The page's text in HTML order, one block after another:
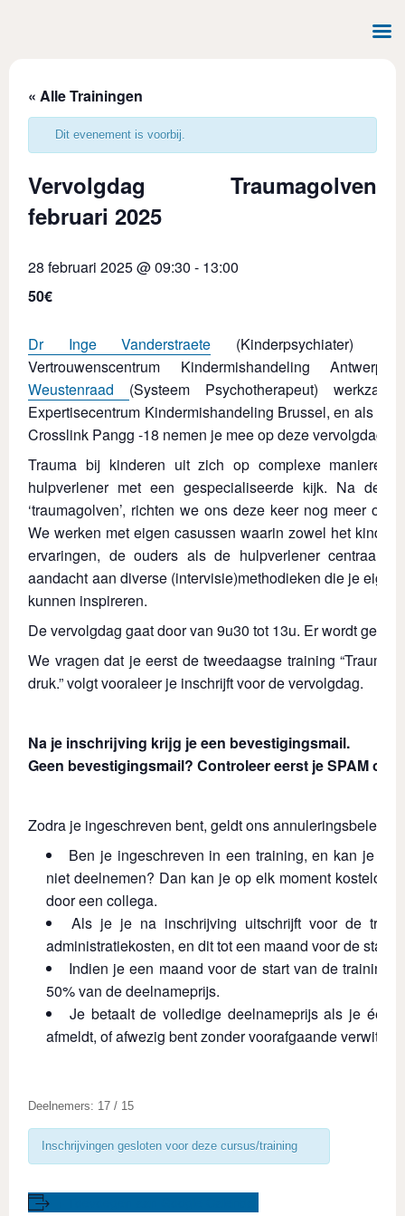
« Alle Trainingen
Dit evenement is voorbij.
Vervolgdag Traumagolven
februari 2025
28 februari 2025 @ 09:30 - 13:00
50€
Dr Inge Vanderstraete (Kinderpsychiater)
Vertrouwenscentrum Kindermishandeling
Weustenraad (Systeem Psychotherapeut)
Expertisecentrum Kindermishandeling Brussel, en als
Crosslink Pangg -18 nemen je mee op deze vervolgdag.
Trauma bij kinderen uit zich op complexe manieren
hulpverlener met een gespecialiseerde kijk. Na de
‘traumagolven’, richten we ons deze keer nog meer op
We werken met eigen casussen waarin zowel het kind
ervaringen, de ouders als de hulpverlener centraal
aandacht aan diverse (intervisie)methodieken die je eigen
kunnen inspireren.
De vervolgdag gaat door van 9u30 tot 13u. Er wordt geen
We vragen dat je eerst de tweedaagse training
druk.” volgt vooraleer je inschrijft voor de vervolgdag.
Na je inschrijving krijg je een bevestigingsmail.
Geen bevestigingsmail? Controleer eerst je SPAM of
Zodra je ingeschreven bent, geldt ons annuleringsbeleid:
Ben je ingeschreven in een training, en kan je
niet deelnemen? Dan kan je op elk moment kosteloos
door een collega.
Als je je na inschrijving uitschrijft voor de
administratiekosten, en dit tot een maand voor de start
Indien je een maand voor de start van de training
50% van de deelnameprijs.
Je betaalt de volledige deelnameprijs als je één
afmeldt, of afwezig bent zonder voorafgaande
Deelnemers: 17 / 15
Inschrijvingen gesloten voor deze cursus/training